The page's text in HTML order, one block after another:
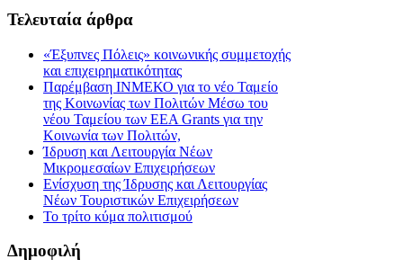
Τελευταία άρθρα
«Έξυπνες Πόλεις» κοινωνικής συμμετοχής
και επιχειρηματικότητας
Παρέμβαση ΙΝΜΕΚΟ για το νέο Ταμείο
της Κοινωνίας των Πολιτών Μέσω του
νέου Ταμείου των ΕΕΑ Grants για την
Κοινωνία των Πολιτών,
Ίδρυση και Λειτουργία Νέων
Μικρομεσαίων Επιχειρήσεων
Ενίσχυση της Ίδρυσης και Λειτουργίας
Νέων Τουριστικών Επιχειρήσεων
Το τρίτο κύμα πολιτισμού
Δημοφιλή